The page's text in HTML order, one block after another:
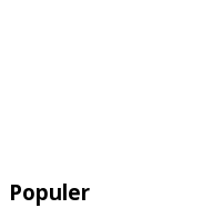
Populer